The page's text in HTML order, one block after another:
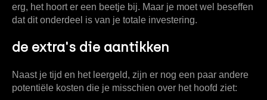
erg, het hoort er een beetje bij. Maar je moet wel beseffen
dat dit onderdeel is van je totale investering.
de extra's die aantikken
Naast je tijd en het leergeld, zijn er nog een paar andere
potentiële kosten die je misschien over het hoofd ziet: